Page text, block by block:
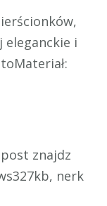
eleganckie i
znajdz
nerk